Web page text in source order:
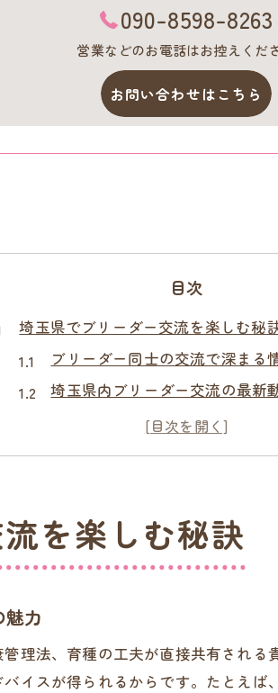
090-8598-8263
営業などのお電話はお控えくだ
お問い合わせはこちら
目次
埼玉県でブリーダー交流を楽しむ秘
ブリーダー同士の交流で深まる
埼玉県内ブリーダー交流の最新
ブリーダーイベント参加で得ら
安心できるブリーダー交流のポ
ブリーダー交流が子犬選びに与
信頼できるブリーダー選びのコツを解
悪質ブリーダーを避けるための
口コミを活用したブリーダー選
を楽しむ秘訣
力
理法、育種の工夫が直接共有され
イスが得られるからです。たとえ